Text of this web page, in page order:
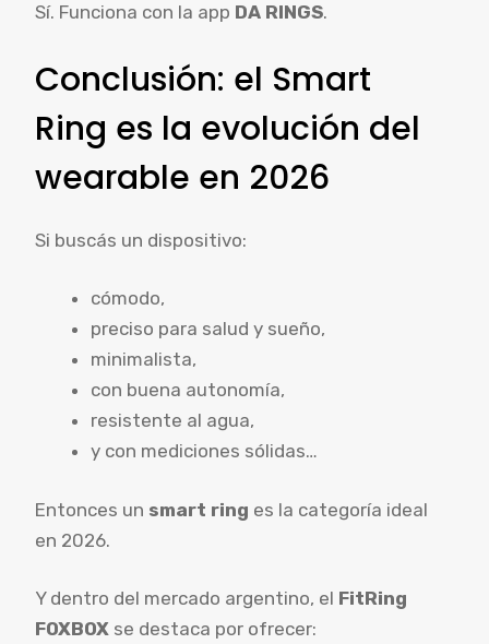
Sí. Funciona con la app DA RINGS.
Conclusión: el Smart
Ring es la evolución del
wearable en 2026
Si buscás un dispositivo:
cómodo,
preciso para salud y sueño,
minimalista,
con buena autonomía,
resistente al agua,
y con mediciones sólidas…
Entonces un smart ring es la categoría ideal
en 2026.
Y dentro del mercado argentino, el FitRing
FOXBOX se destaca por ofrecer: